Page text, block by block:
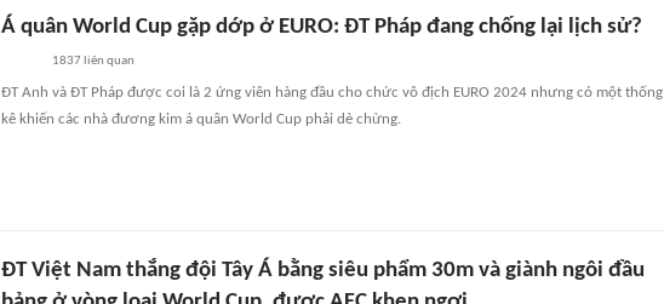
Á quân World Cup gặp dớp ở EURO: ĐT Pháp đang chống lại lịch sử?
1837 liên quan
ĐT Anh và ĐT Pháp được coi là 2 ứng viên hàng đầu cho chức vô địch EURO 2024 nhưng có một thống
kê khiến các nhà đương kim á quân World Cup phải dè chừng.
ĐT Việt Nam thắng đội Tây Á bằng siêu phẩm 30m và giành ngôi đầu